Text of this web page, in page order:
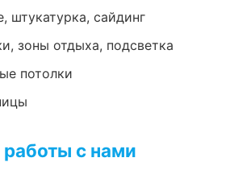
штукатурка, сайдинг
зоны отдыха, подсветка
потолки
с нами